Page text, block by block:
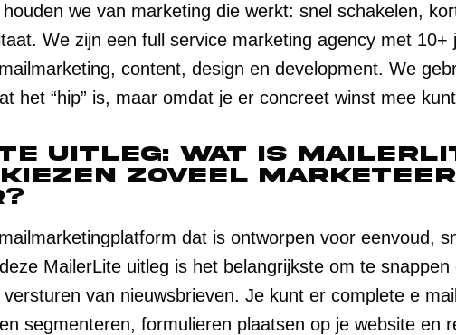
we van marketing die werkt: snel schakelen,
We zijn een full service marketing agency met 10+
content, design en development. We
het “hip” is, maar omdat je er concreet winst mee
uitleg: wat is
zoveel
dat is ontworpen voor eenvoud,
MailerLite uitleg is het belangrijkste om te
van nieuwsbrieven. Je kunt er complete e
segmenteren, formulieren plaatsen op je website en